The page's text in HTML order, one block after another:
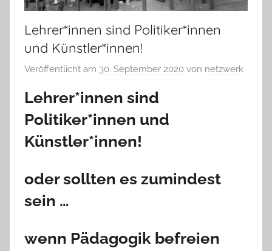
Lehrer*innen sind Politiker*innen
und Künstler*innen!
Veröffentlicht am 30. September 2020 von netzwerk
Lehrer*innen sind
Politiker*innen und
Künstler*innen!
oder sollten es zumindest
sein …
wenn Pädagogik befreien